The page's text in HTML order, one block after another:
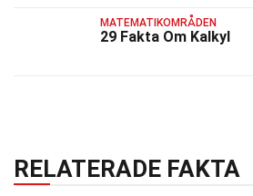
MATEMATIKOMRÅDEN
29 Fakta Om Kalkyl
RELATERADE FAKTA